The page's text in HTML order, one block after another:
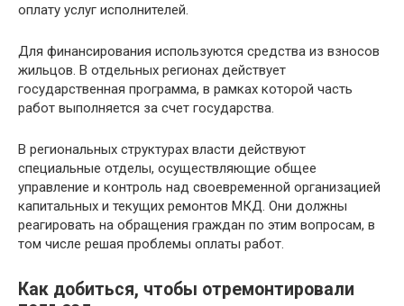
оплату услуг исполнителей.
Для финансирования используются средства из взносов
жильцов. В отдельных регионах действует
государственная программа, в рамках которой часть
работ выполняется за счет государства.
В региональных структурах власти действуют
специальные отделы, осуществляющие общее
управление и контроль над своевременной организацией
капитальных и текущих ремонтов МКД. Они должны
реагировать на обращения граждан по этим вопросам, в
том числе решая проблемы оплаты работ.
Как добиться, чтобы отремонтировали